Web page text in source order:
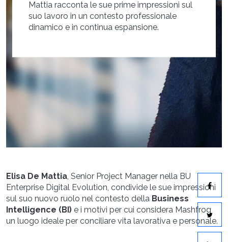
Mattia racconta le sue prime impressioni sul
suo lavoro in un contesto professionale
dinamico e in continua espansione.
Elisa De Mattia, Senior Project Manager nella BU
Enterprise Digital Evolution, condivide le sue impressioni
sul suo nuovo ruolo nel contesto della Business
Intelligence (BI) e i motivi per cui considera Mashfrog
un luogo ideale per conciliare vita lavorativa e personale.